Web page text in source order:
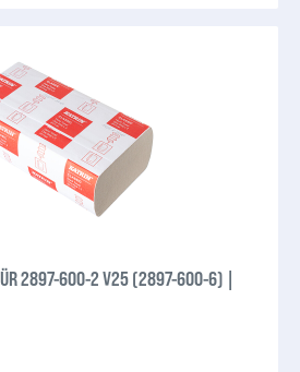
FÜR 2897-600-2 V25 (2897-600-6) |